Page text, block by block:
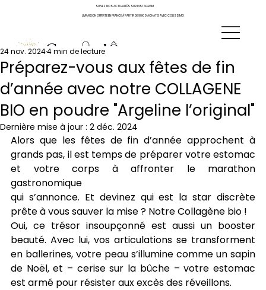
SUIVEZ NOS ACTUALITÉS SUR INSTAGRAM
LIVRAISON OFFERTE EN FRANCE À PARTIR DE 90€ D'ACHATS AVEC COLISSIMO
Préparez-vous aux fêtes de fin
d’année avec notre COLLAGENE
BIO en poudre "Argeline l’original"
24 nov. 20244 min de lecture
Dernière mise à jour : 2 déc. 2024
Alors que les fêtes de fin d’année approchent à
grands pas, il est temps de préparer votre estomac
et votre corps à affronter le marathon
gastronomique
qui s’annonce. Et devinez qui est la star discrète
prête à vous sauver la mise ? Notre Collagène bio !
Oui, ce trésor insoupçonné est aussi un booster
beauté. Avec lui, vos articulations se transforment
en ballerines, votre peau s’illumine comme un sapin
de Noël, et – cerise sur la bûche – votre estomac
est armé pour résister aux excès des réveillons.